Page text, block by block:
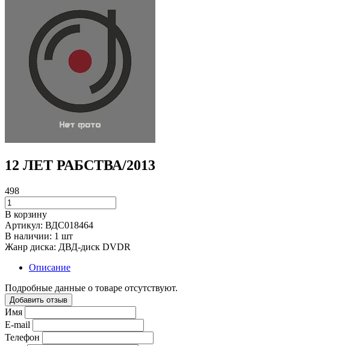
12 ЛЕТ РАБСТВА/2013
498
В корзину
Артикул: ВДС018464
В наличии: 1 шт
Жанр диска: ДВД-диск DVDR
Описание
Подробные данные о товаре отсутствуют.
Добавить отзыв
Имя
E-mail
Телефон